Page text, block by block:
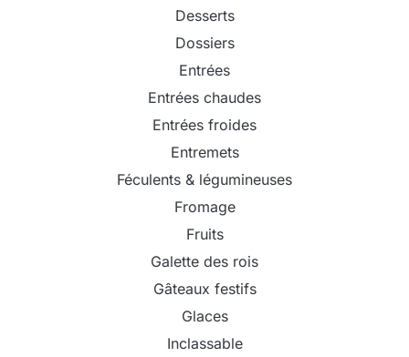
Desserts
Dossiers
Entrées
Entrées chaudes
Entrées froides
Entremets
Féculents & légumineuses
Fromage
Fruits
Galette des rois
Gâteaux festifs
Glaces
Inclassable